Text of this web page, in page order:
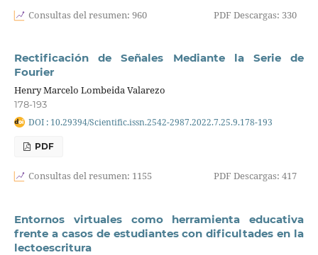
Consultas del resumen: 960 PDF Descargas: 330
Rectificación de Señales Mediante la Serie de
Fourier
Henry Marcelo Lombeida Valarezo
178-193
DOI : 10.29394/Scientific.issn.2542-2987.2022.7.25.9.178-193
PDF
Consultas del resumen: 1155 PDF Descargas: 417
Entornos virtuales como herramienta educativa
frente a casos de estudiantes con dificultades en la
lectoescritura